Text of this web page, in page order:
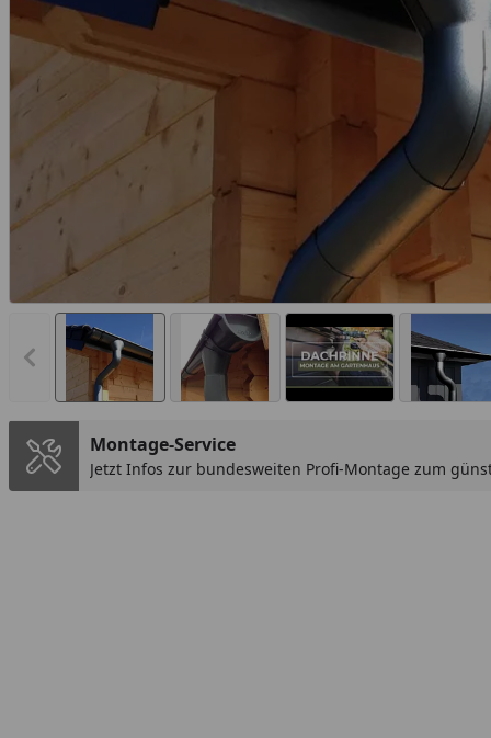
Vorheriges Bild anzeigen
Montage-Service
Jetzt Infos zur bundesweiten Profi-Montage zum